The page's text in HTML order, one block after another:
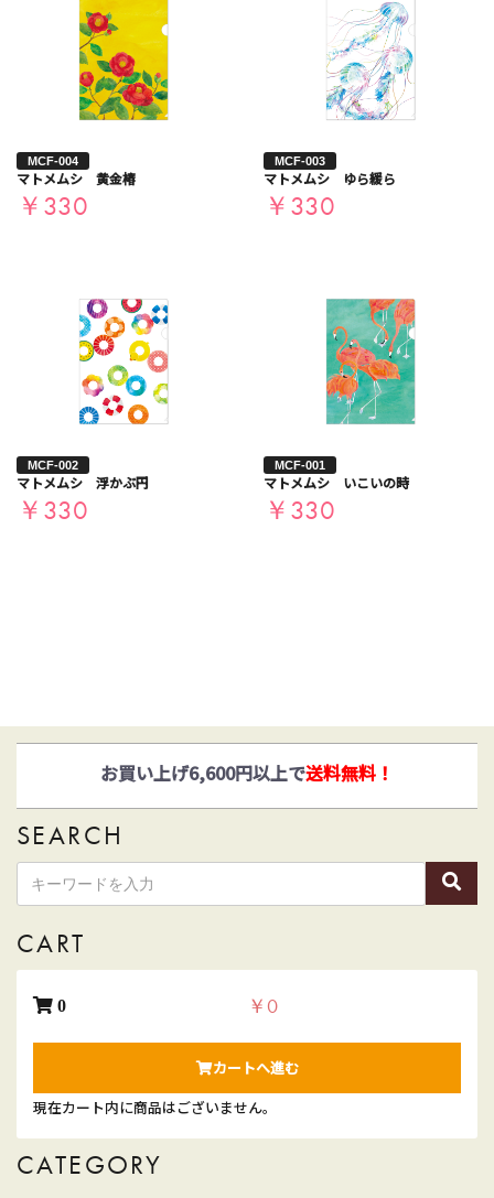
MCF-004
マトメムシ 黄金椿
￥330
MCF-003
マトメムシ ゆら緩ら
￥330
MCF-002
マトメムシ 浮かぶ円
￥330
MCF-001
マトメムシ いこいの時
￥330
ゆうパックとヤマト運輸がお選びいただけます！
SEARCH
CART
0 ￥0
カートへ進む
現在カート内に商品はございません。
CATEGORY